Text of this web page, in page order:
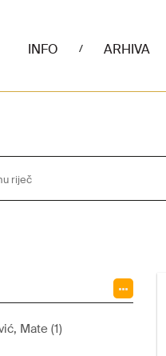
INFO / ARHIVA
Mate (1)